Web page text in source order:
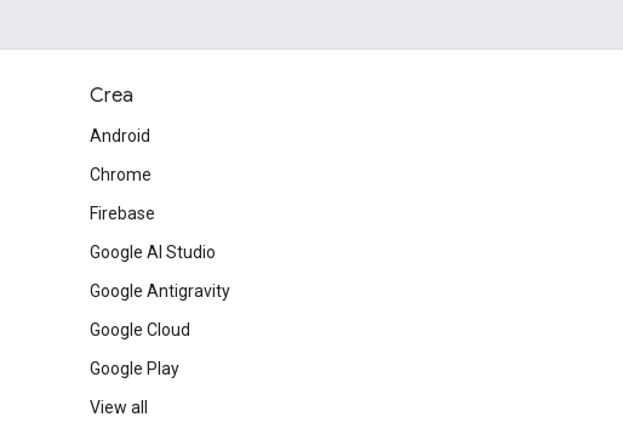
Crea
Android
Chrome
Firebase
Google AI Studio
Google Antigravity
Google Cloud
Google Play
View all